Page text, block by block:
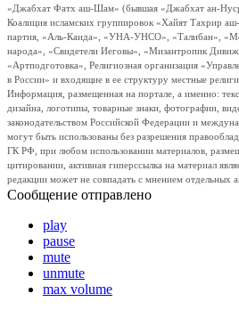
«Джабхат Фатх аш-Шам» (бывшая «Джабхат ан-
Коалиция исламских группировок «Хайят Тахрир
партия, «Аль-Каида», «УНА-УНСО», «Талибан»,
народа», «Свидетели Иеговы», «Мизантропик
«Артподготовка», Религиозная организация
в России» и входящие в ее структуру местные
Информация, размещенная на портале, а именно:
дизайна, логотипы, товарные знаки, фотографии,
законодательством Российской Федерации и
могут быть использованы без разрешения
ГК РФ, при любом использовании материалов,
цитировании, активная гиперссылка на материал
редакции может не совпадать с мнением отдельных
Сообщение отправлено
play
pause
mute
unmute
max volume